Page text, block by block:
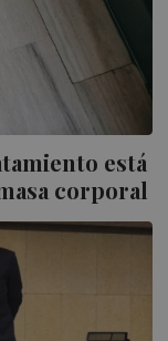
está
corporal